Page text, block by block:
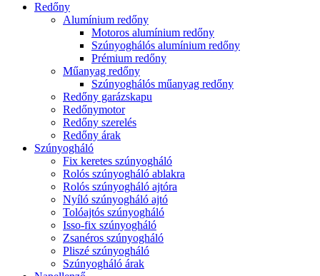
Redőny
Alumínium redőny
Motoros alumínium redőny
Szúnyoghálós alumínium redőny
Prémium redőny
Műanyag redőny
Szúnyoghálós műanyag redőny
Redőny garázskapu
Redőnymotor
Redőny szerelés
Redőny árak
Szúnyogháló
Fix keretes szúnyogháló
Rolós szúnyogháló ablakra
Rolós szúnyogháló ajtóra
Nyíló szúnyogháló ajtó
Tolóajtós szúnyogháló
Isso-fix szúnyogháló
Zsanéros szúnyogháló
Pliszé szúnyogháló
Szúnyogháló árak